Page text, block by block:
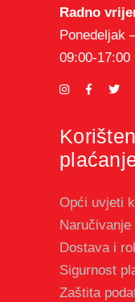
Radno
Ponedeljak
09:00-17:00
Opći uvjeti
Dostava i
Sigurnost
Zaštita